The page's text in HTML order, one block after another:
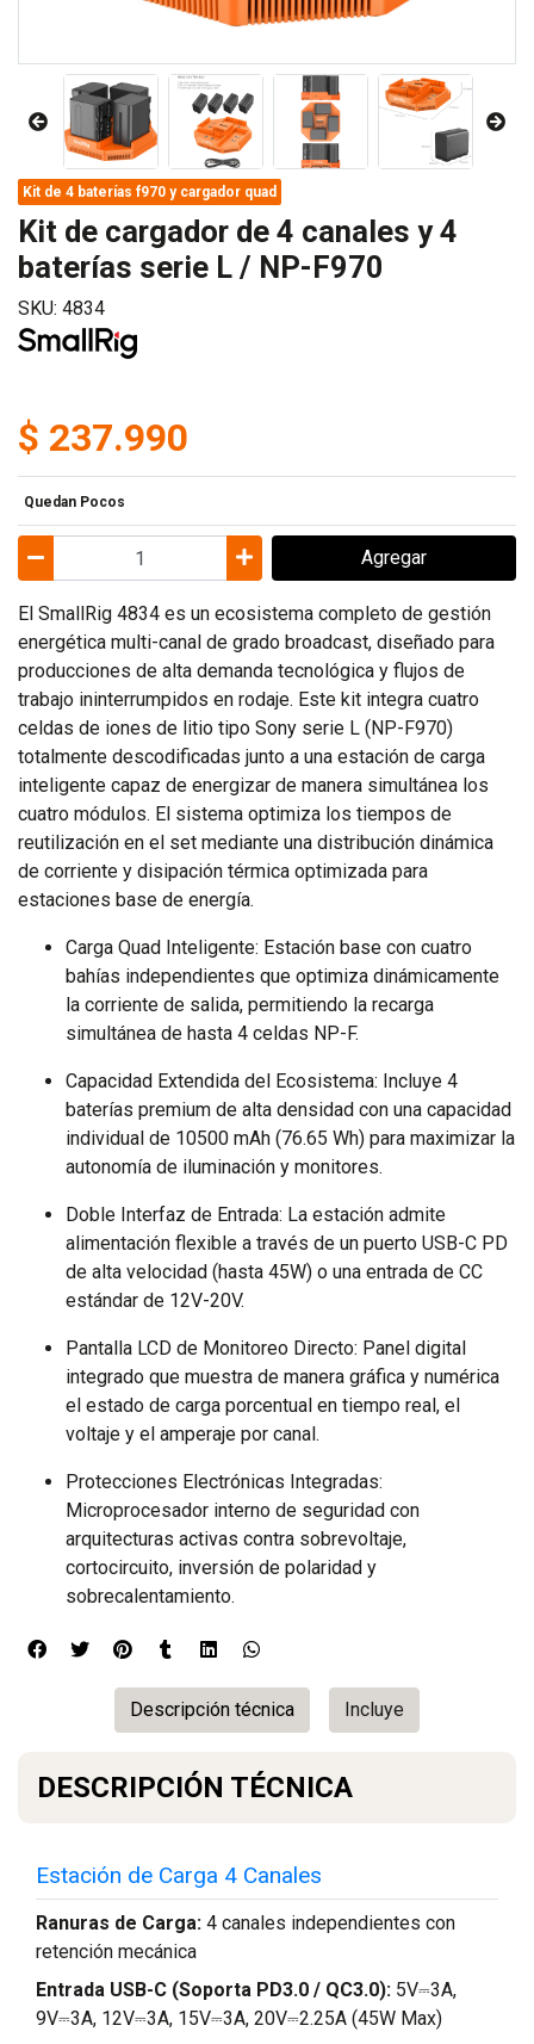
Kit de 4 baterías f970 y cargador quad
Kit de cargador de 4 canales y 4
baterías serie L / NP-F970
SKU: 4834
$ 237.990
Quedan Pocos
Agregar
El SmallRig 4834 es un ecosistema completo de gestión
energética multi-canal de grado broadcast, diseñado para
producciones de alta demanda tecnológica y flujos de
trabajo ininterrumpidos en rodaje. Este kit integra cuatro
celdas de iones de litio tipo Sony serie L (NP-F970)
totalmente descodificadas junto a una estación de carga
inteligente capaz de energizar de manera simultánea los
cuatro módulos. El sistema optimiza los tiempos de
reutilización en el set mediante una distribución dinámica
de corriente y disipación térmica optimizada para
estaciones base de energía.
Carga Quad Inteligente: Estación base con cuatro
bahías independientes que optimiza dinámicamente
la corriente de salida, permitiendo la recarga
simultánea de hasta 4 celdas NP-F.
Capacidad Extendida del Ecosistema: Incluye 4
baterías premium de alta densidad con una capacidad
individual de 10500 mAh (76.65 Wh) para maximizar la
autonomía de iluminación y monitores.
Doble Interfaz de Entrada: La estación admite
alimentación flexible a través de un puerto USB-C PD
de alta velocidad (hasta 45W) o una entrada de CC
estándar de 12V-20V.
Pantalla LCD de Monitoreo Directo: Panel digital
integrado que muestra de manera gráfica y numérica
el estado de carga porcentual en tiempo real, el
voltaje y el amperaje por canal.
Protecciones Electrónicas Integradas:
Microprocesador interno de seguridad con
arquitecturas activas contra sobrevoltaje,
cortocircuito, inversión de polaridad y
sobrecalentamiento.
DESCRIPCIÓN TÉCNICA
Estación de Carga 4 Canales
Ranuras de Carga: 4 canales independientes con
retención mecánica
Entrada USB-C (Soporta PD3.0 / QC3.0): 5V⎓3A,
9V⎓3A, 12V⎓3A, 15V⎓3A, 20V⎓2.25A (45W Max)
Descripción técnica Incluye